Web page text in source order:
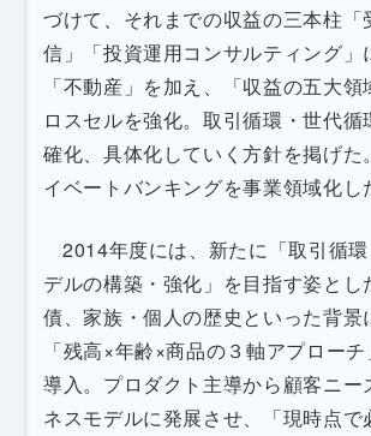
づけて、それまでの収益の三本柱「
信」「投資運用コンサルティング」
「不動産」を加え、「収益の五大領
ロスセルを強化。取引循環・世代循
確化、具体化していく方針を掲げた
イベートバンキングを事業領域化し
2014年度には、新たに「取引循
デルの構築・強化」を目指す姿とし
債、家族・個人の歴史といった背景
「残高×年齢×商品の３軸アプロー
導入。プロダクト主導から顧客ニー
ネスモデルに発展させ、「現時点で